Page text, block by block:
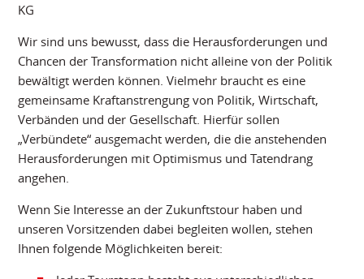
KG
Wir sind uns bewusst, dass die Herausforderungen und
Chancen der Transformation nicht alleine von der Politik
bewältigt werden können. Vielmehr braucht es eine
gemeinsame Kraftanstrengung von Politik, Wirtschaft,
Verbänden und der Gesellschaft. Hierfür sollen
„Verbündete“ ausgemacht werden, die die anstehenden
Herausforderungen mit Optimismus und Tatendrang
angehen.
Wenn Sie Interesse an der Zukunftstour haben und
unseren Vorsitzenden dabei begleiten wollen, stehen
Ihnen folgende Möglichkeiten bereit: